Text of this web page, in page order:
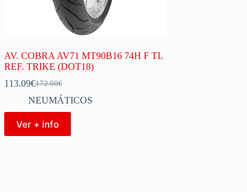
AV. COBRA AV71 MT90B16 74H F TL
REF. TRIKE (DOT18)
172.00€
113.09€
NEUMÁTICOS
Ver + info